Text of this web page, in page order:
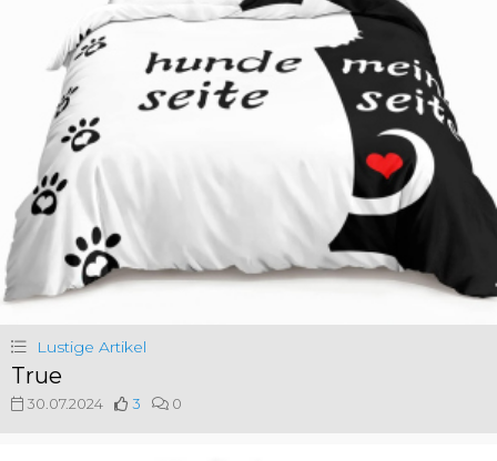
Lustige Artikel
True
30.07.2024 3 0